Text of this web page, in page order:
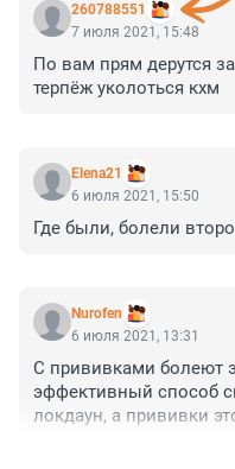
260788551
7 июля 2021, 15:48
По вам прям дерутся
терпёж уколоться кхм
Elena21
6 июля 2021, 15:50
Где были, болели
Nurofen
6 июля 2021, 13:31
С прививками болеют
эффективный способ
локдаун, а прививки